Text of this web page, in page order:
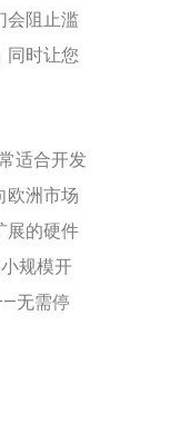
会阻止滥
同时让您
适合开发
欧洲市场
展的硬件
规模开
无需停